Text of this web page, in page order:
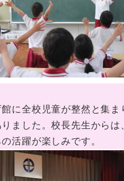
に全校児童が整然と集
ました。校長先生から
活躍が楽しみです。